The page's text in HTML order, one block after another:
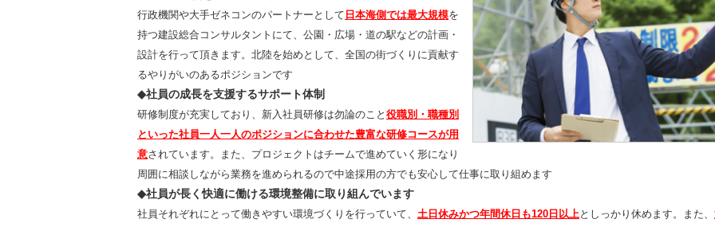
行政機関や大手ゼネコンのパートナーとして 日本海側では最大規模を
持つ建設総合コンサルタントにて、公園・広場・道の駅などの計画・
設計を行って頂きます。北陸を始めとして、全国の街づくりに貢献す
るやりがいのあるポジションです
◆社員の成長を支援するサポート体制
研修制度が充実しており、新入社員研修は勿論のこと 役職別・職種別
といった社員一人一人のポジションに合わせた豊富な研修コースが用
意されています。また、プロジェクトはチームで進めていく形になり
周囲に相談しながら業務を進められるので中途採用の方でも安心して仕事に取り組めます
◆社員が長く快適に働ける環境整備に取り組んでいます
社員それぞれにとって働きやすい環境づくりを行っていて、 土日休みかつ年間休日も120日以上としっかり休めます。また、